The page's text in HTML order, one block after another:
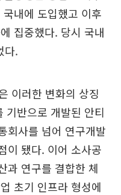
내에 도입했고 이후
집중했다. 당시 국내
다.
이러한 변화의 상징
기반으로 개발된 안티
회사를 넘어 연구개발
이 됐다. 이어 소사공
과 연구를 결합한 체
초기 인프라 형성에